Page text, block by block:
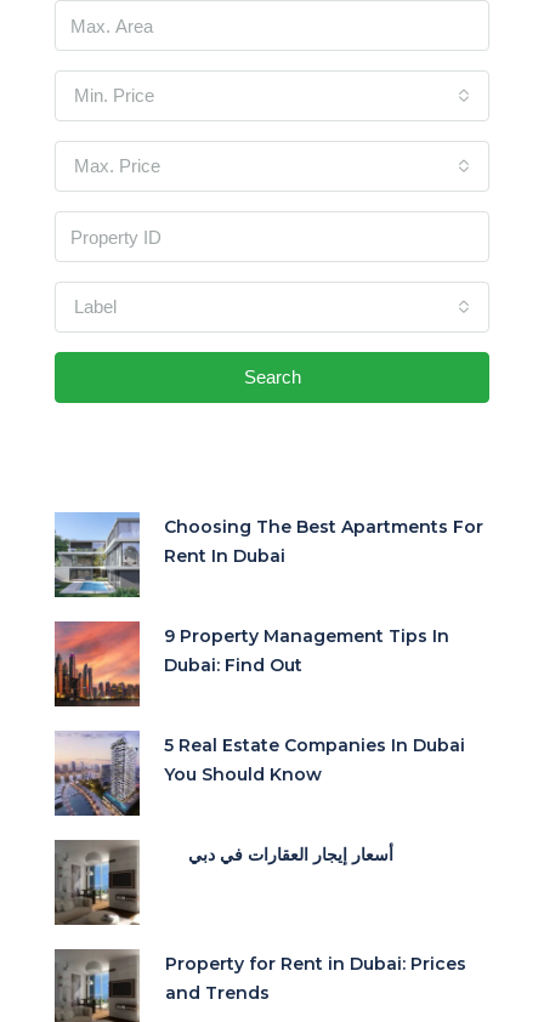
Min. Price
Max. Price
Label
Search
Choosing The Best Apartments For
Rent In Dubai
9 Property Management Tips In
Dubai: Find Out
5 Real Estate Companies In Dubai
You Should Know
أسعار إيجار العقارات في دبي
Property for Rent in Dubai: Prices
and Trends